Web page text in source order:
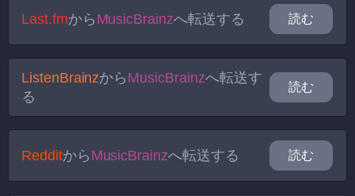
Last.fmから MusicBrainzへ転送する 読む
ListenBrainzから MusicBrainzへ転送す
る
読む
Redditから MusicBrainzへ転送する 読む